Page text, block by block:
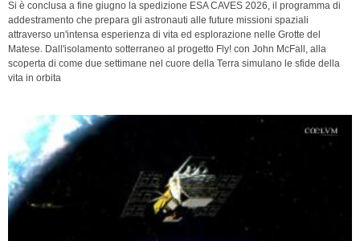
Si è conclusa a fine giugno la spedizione ESA CAVES 2026, il programma di
addestramento che prepara gli astronauti alle future missioni spaziali
attraverso un'intensa esperienza di vita ed esplorazione nelle Grotte del
Matese. Dall'isolamento sotterraneo al progetto Fly! con John McFall, alla
scoperta di come due settimane nel cuore della Terra simulano le sfide della
vita in orbita